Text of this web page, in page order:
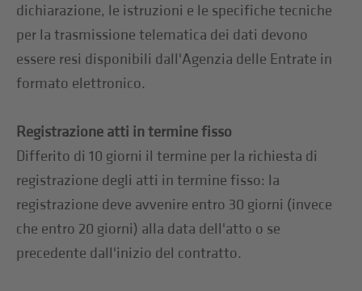
dichiarazione, le istruzioni e le specifiche tecniche
per la trasmissione telematica dei dati devono
essere resi disponibili dall'Agenzia delle Entrate in
formato elettronico.
Registrazione atti in termine fisso
Differito di 10 giorni il termine per la richiesta di
registrazione degli atti in termine fisso: la
registrazione deve avvenire entro 30 giorni (invece
che entro 20 giorni) alla data dell'atto o se
precedente dall'inizio del contratto.